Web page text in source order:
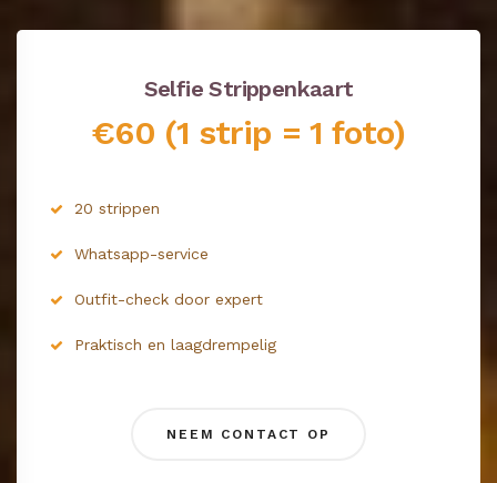
Selfie Strippenkaart
€60 (1 strip = 1 foto)
20 strippen
Whatsapp-service
Outfit-check door expert
Praktisch en laagdrempelig
NEEM CONTACT OP